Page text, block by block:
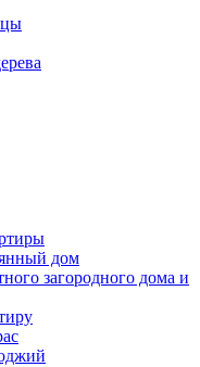
дом
загородного дома и